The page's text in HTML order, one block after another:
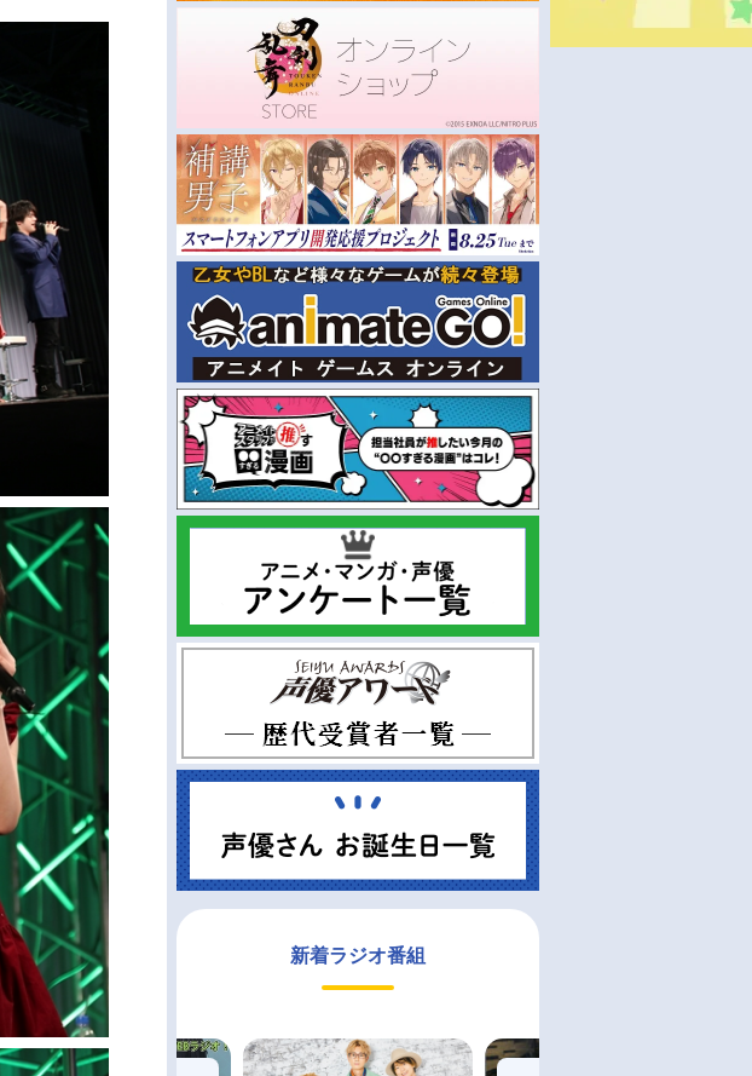
新着ラジオ番組